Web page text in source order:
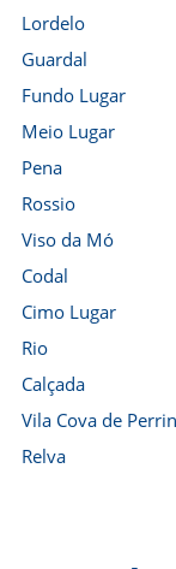
Lordelo
Guardal
Fundo Lugar
Meio Lugar
Pena
Rossio
Viso da Mó
Codal
Cimo Lugar
Rio
Calçada
Vila Cova de
Relva